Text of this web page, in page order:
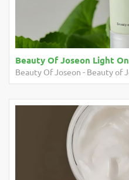
Beauty Of Joseon Light
Beauty Of Joseon - Beauty of